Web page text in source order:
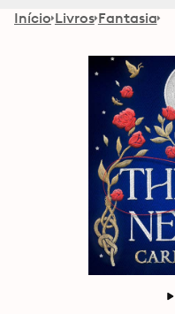
Início Livros Fantasia